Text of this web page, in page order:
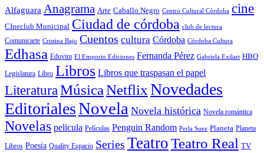
Alfaguara Anagrama Arte Caballo Negro Centro Cultural Córdoba cine
CIneclub Municipal Ciudad de córdoba club de lectura
Comunicarte Cristina Bajo Cuentos cultura Córdoba Córdoba Cultura
Edhasa Eduvim El Emporio Ediciones Fernanda Pérez Gabriela Exilart HBO
Legislatura Libro Libros Libros que traspasan el papel
LiteraturaMúsicaNetflixNovedades
EditorialesNovela Novela histórica Novela romántica
Novelas pelicula Películas Penguin Random Perla Suez Planeta Planeta
Libros Poesía Quality Espacio Series TeatroTeatro Real TV